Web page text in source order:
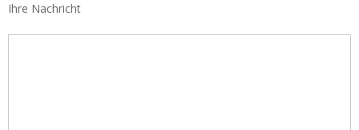
Ihre Nachricht